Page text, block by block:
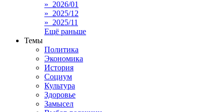
» 2026/01
» 2025/12
» 2025/11
Ещё раньше
Темы
Политика
Экономика
История
Социум
Культура
Здоровье
Замысел